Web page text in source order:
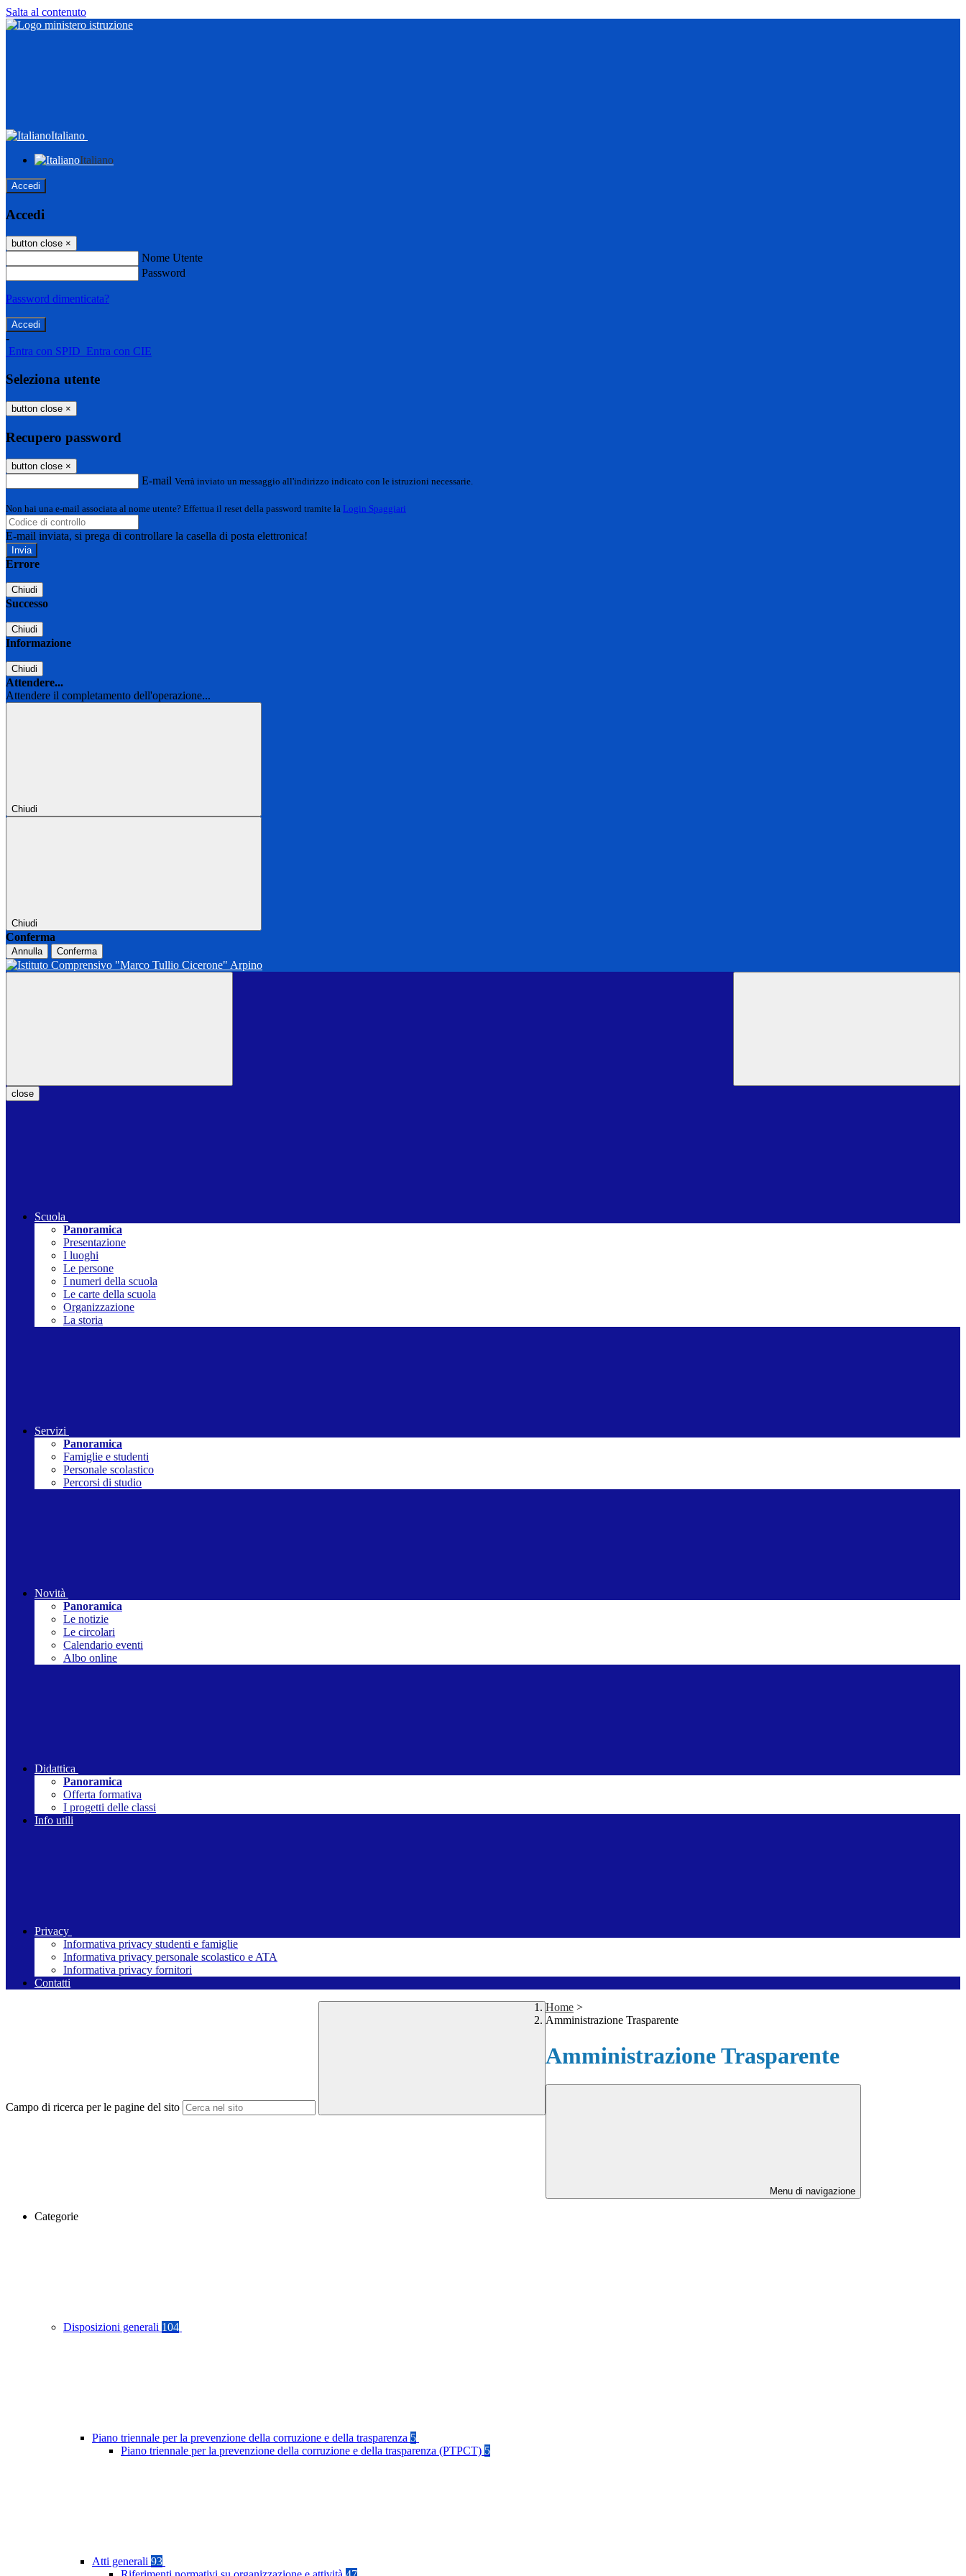
Salta al contenuto
Italiano
Italiano
Accedi
Accedi
button close ×
Nome Utente
Password
Password dimenticata?
-
Entra con SPID Entra con CIE
Seleziona utente
button close ×
Recupero password
button close ×
E-mail Verrà inviato un messaggio all'indirizzo indicato con le istruzioni necessarie.
Non hai una e-mail associata al nome utente? Effettua il reset della password tramite la Login Spaggiari
E-mail inviata, si prega di controllare la casella di posta elettronica!
Errore
Chiudi
Successo
Chiudi
Informazione
Chiudi
Attendere...
Attendere il completamento dell'operazione...
Chiudi
Chiudi
Conferma
Annulla Conferma
close
Scuola
Panoramica
Presentazione
I luoghi
Le persone
I numeri della scuola
Le carte della scuola
Organizzazione
La storia
Servizi
Panoramica
Famiglie e studenti
Personale scolastico
Percorsi di studio
Novità
Panoramica
Le notizie
Le circolari
Calendario eventi
Albo online
Didattica
Panoramica
Offerta formativa
I progetti delle classi
Info utili
Privacy
Informativa privacy studenti e famiglie
Informativa privacy personale scolastico e ATA
Informativa privacy fornitori
Contatti
Campo di ricerca per le pagine del sito
Home >
Amministrazione Trasparente
Amministrazione Trasparente
Menu di navigazione
Categorie
Disposizioni generali 104
Piano triennale per la prevenzione della corruzione e della trasparenza 5
Piano triennale per la prevenzione della corruzione e della trasparenza (PTPCT) 5
Atti generali 93